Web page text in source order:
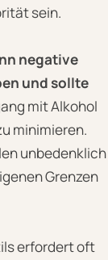
sein.
negative
und sollte
mit Alkohol
minimieren.
unbedenklich
Grenzen
erfordert oft